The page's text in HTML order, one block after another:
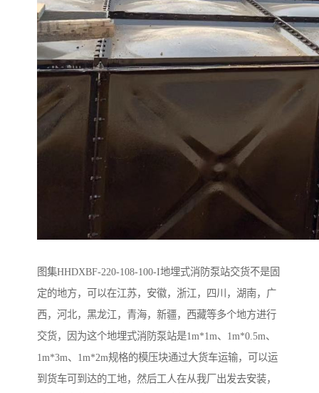
图集HHDXBF-220-108-100-I地埋式消防泵站交货不是固
定的地方，可以在江苏，安徽，浙江，四川，湖南，广
西，河北，黑龙江，青海，新疆，西藏等多个地方进行
交货，因为这个地埋式消防泵站是1m*1m、1m*0.5m、
1m*3m、1m*2m规格的模压块通过大货车运输，可以运
到货车可到达的工地，然后工人在从我厂出发去安装，